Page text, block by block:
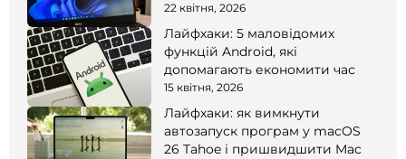
22 квітня, 2026
Лайфхаки: 5 маловідомих
функцій Android, які
допомагають економити час
15 квітня, 2026
Лайфхаки: як вимкнути
автозапуск програм у macOS
26 Tahoe і пришвидшити Mac